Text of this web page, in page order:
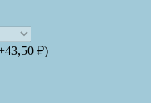
43,50 ₽)